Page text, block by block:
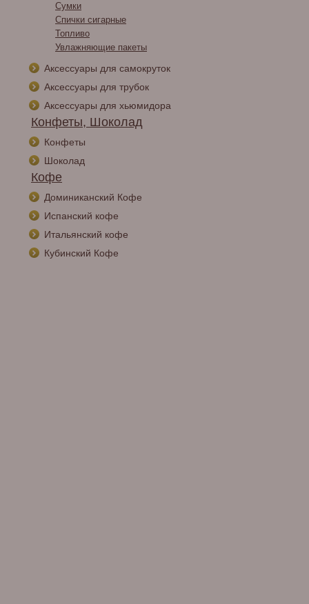
Сумки
Спички сигарные
Топливо
Увлажняющие пакеты
Аксессуары для самокруток
Аксессуары для трубок
Аксессуары для хьюмидора
Конфеты, Шоколад
Конфеты
Шоколад
Кофе
Доминиканский Кофе
Испанский кофе
Итальянский кофе
Кубинский Кофе